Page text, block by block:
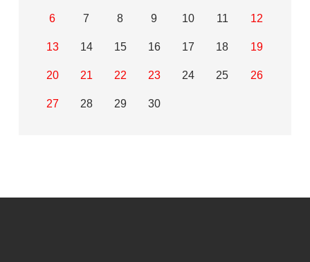
6 7 8 9 10 11 12
13 14 15 16 17 18 19
20 21 22 23 24 25 26
27 28 29 30